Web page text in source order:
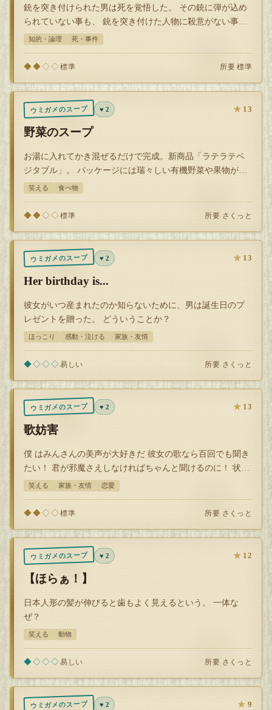
銃を突き付けられた男は死を覚悟した。 その銃に弾が込め
られていない事も、 銃を突き付けた人物に殺意がない事も
知っているのにだ。 一体なぜ男は…
知的・論理 死・事件
◆◆◇◇標準 所要 標準
ウミガメのスープ ♥ 2 ★ 13
野菜のスープ
お湯に入れてかき混ぜるだけで完成。新商品「ラテラテベ
ジタブル」。 パッケージには瑞々しい有機野菜や果物が描
かれていて、 それなりに売れていた…
笑える 食べ物
◆◆◇◇標準 所要 さくっと
ウミガメのスープ ♥ 2 ★ 13
Her birthday is...
彼女がいつ産まれたのか知らないために、男は誕生日のプ
レゼントを贈った。 どういうことか？
ほっこり 感動・泣ける 家族・友情
◆◇◇◇易しい 所要 さくっと
ウミガメのスープ ♥ 2 ★ 13
歌妨害
僕 はみんさんの美声が大好きだ 彼女の歌なら百回でも聞き
たい！ 君が邪魔さえしなければちゃんと聞けるのに！ 状況
を説明して下さい 【参加テー…
笑える 家族・友情 恋愛
◆◆◇◇標準 所要 さくっと
ウミガメのスープ ♥ 2 ★ 12
【ほらぁ！】
日本人形の髪が伸びると歯もよく見えるという。 一体な
ぜ？
笑える 動物
◆◇◇◇易しい 所要 さくっと
ウミガメのスープ ♥ 2 ★ 9